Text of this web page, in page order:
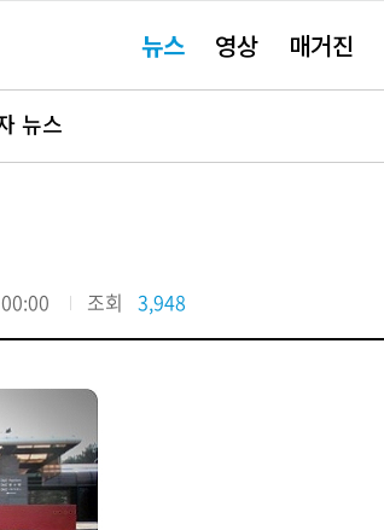
요뉴스 영상 매거진
뉴스
조회 3,948